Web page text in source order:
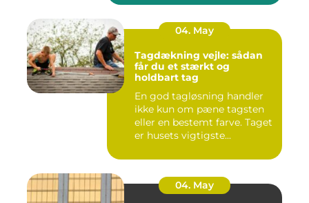
04. May
Tagdækning vejle: sådan
får du et stærkt og
holdbart tag
En god tagløsning handler
ikke kun om pæne tagsten
eller en bestemt farve. Taget
er husets vigtigste...
04. May